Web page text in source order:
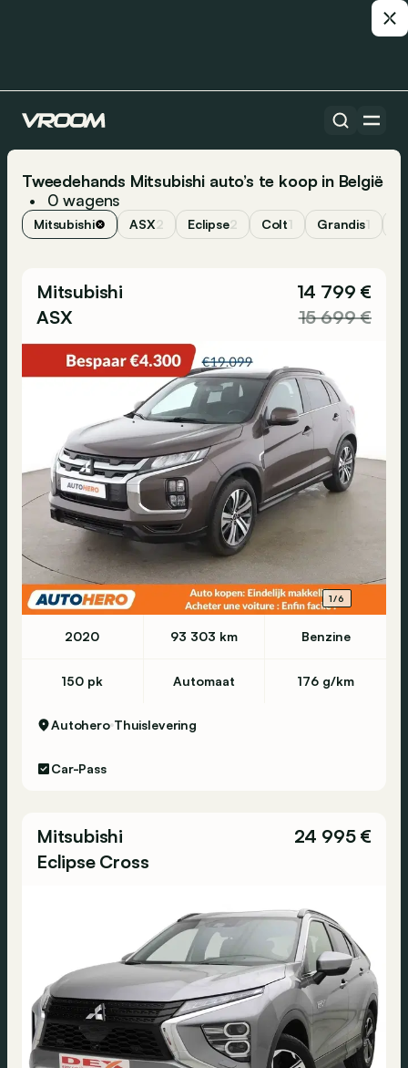
Tweedehands Mitsubishi auto’s te koop in België
• 0 wagens
Mitsubishi ASX2 Eclipse2 Colt1 Grandis1
Mitsubishi
ASX
14 799 €
15 699 €
1/6
2020 93 303 km Benzine
150 pk Automaat 176 g/km
Autohero Thuislevering
Car-Pass
Mitsubishi
Eclipse Cross
24 995 €